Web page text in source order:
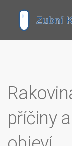
příčiny